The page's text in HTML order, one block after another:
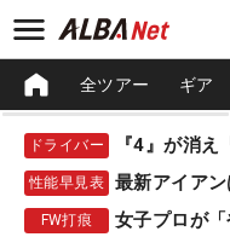
全ツアー ギア
ドライバー
性能早見表 最新アイアン
FW打痕 女子プロが